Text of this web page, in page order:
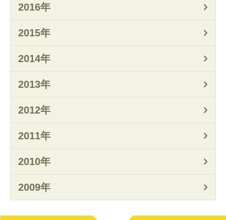
2016年
2015年
2014年
2013年
2012年
2011年
2010年
2009年